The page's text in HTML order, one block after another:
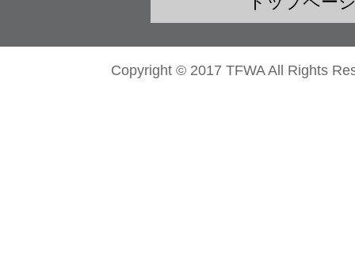
Copyright © 2017 TFWA All Rights